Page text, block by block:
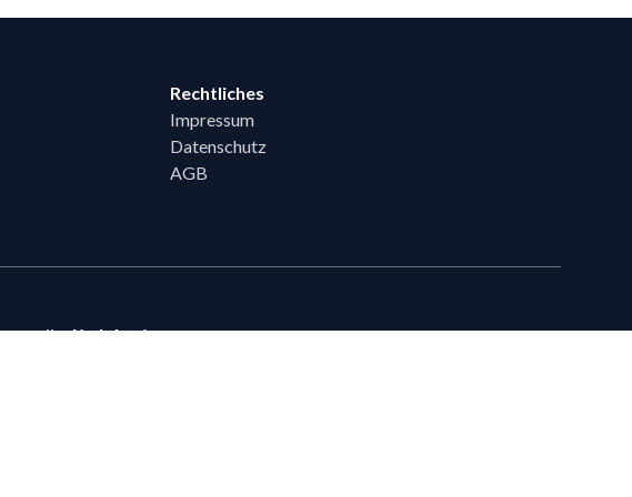
Rechtliches
Impressum
Datenschutz
AGB